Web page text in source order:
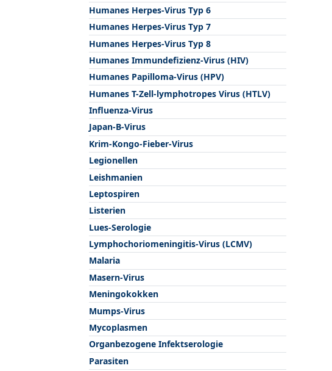
Humanes Herpes-Virus Typ 6
Humanes Herpes-Virus Typ 7
Humanes Herpes-Virus Typ 8
Humanes Immundefizienz-Virus (HIV)
Humanes Papilloma-Virus (HPV)
Humanes T-Zell-lymphotropes Virus (HTLV)
Influenza-Virus
Japan-B-Virus
Krim-Kongo-Fieber-Virus
Legionellen
Leishmanien
Leptospiren
Listerien
Lues-Serologie
Lymphochoriomeningitis-Virus (LCMV)
Malaria
Masern-Virus
Meningokokken
Mumps-Virus
Mycoplasmen
Organbezogene Infektserologie
Parasiten